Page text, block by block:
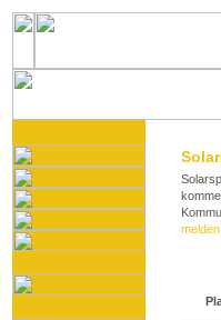
melden